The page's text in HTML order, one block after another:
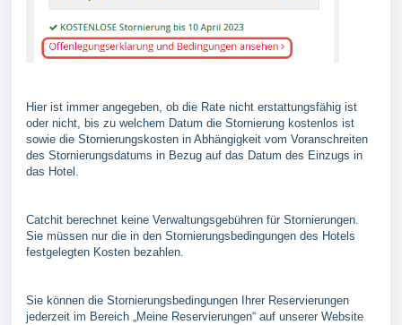
Hier ist immer angegeben, ob die Rate nicht erstattungsfähig ist
oder nicht, bis zu welchem Datum die Stornierung kostenlos ist
sowie die Stornierungskosten in Abhängigkeit vom Voranschreiten
des Stornierungsdatums in Bezug auf das Datum des Einzugs in
das Hotel.
Catchit berechnet keine Verwaltungsgebühren für Stornierungen.
Sie müssen nur die in den Stornierungsbedingungen des Hotels
festgelegten Kosten bezahlen.
Sie können die Stornierungsbedingungen Ihrer Reservierungen
jederzeit im Bereich „Meine Reservierungen“ auf unserer Website